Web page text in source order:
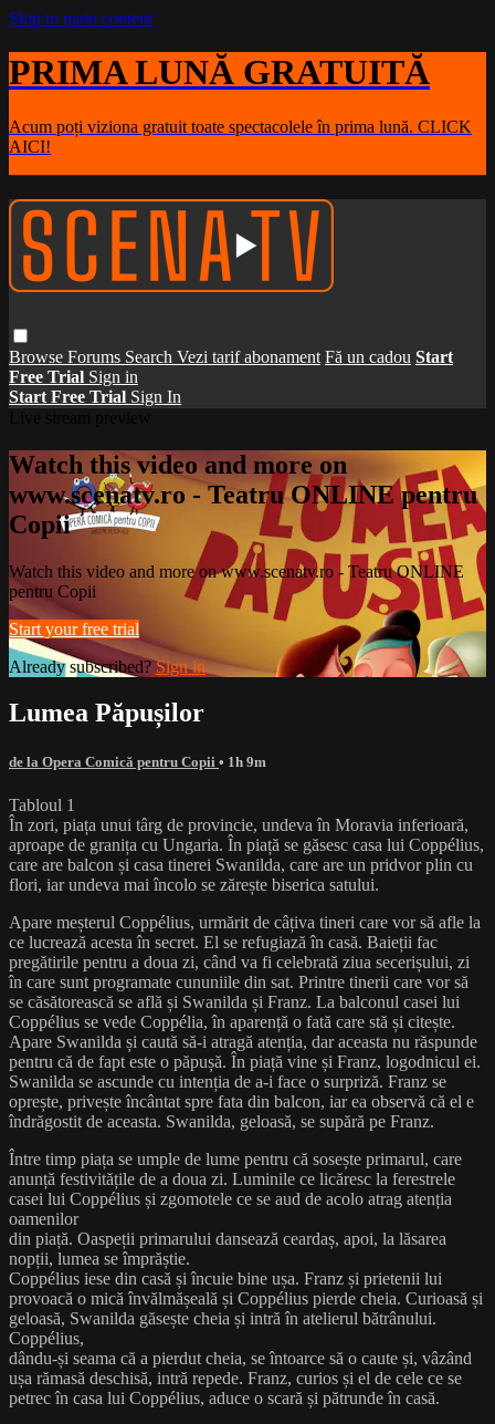
Skip to main content
PRIMA LUNĂ GRATUITĂ
Acum poți viziona gratuit toate spectacolele în prima lună. CLICK
AICI!
Browse Forums Search Vezi tarif abonament Fă un cadou Start
Free Trial Sign in
Start Free Trial Sign In
Watch this video and more on
www.scenatv.ro - Teatru ONLINE pentru
Copii
Watch this video and more on www.scenatv.ro - Teatru ONLINE
pentru Copii
Start your free trial
Already subscribed?Sign in
Lumea Păpușilor
de la Opera Comică pentru Copii • 1h 9m
Tabloul 1
În zori, piața unui târg de provincie, undeva în Moravia inferioară,
aproape de granița cu Ungaria. În piață se găsesc casa lui Coppélius,
care are balcon și casa tinerei Swanilda, care are un pridvor plin cu
flori, iar undeva mai încolo se zărește biserica satului.
Apare meșterul Coppélius, urmărit de câțiva tineri care vor să afle la
ce lucrează acesta în secret. El se refugiază în casă. Baieții fac
pregătirile pentru a doua zi, când va fi celebrată ziua secerișului, zi
în care sunt programate cununiile din sat. Printre tinerii care vor să
se căsătorească se află și Swanilda și Franz. La balconul casei lui
Coppélius se vede Coppélia, în aparență o fată care stă și citește.
Apare Swanilda și caută să-i atragă atenția, dar aceasta nu răspunde
pentru că de fapt este o păpușă. În piață vine și Franz, logodnicul ei.
Swanilda se ascunde cu intenția de a-i face o surpriză. Franz se
oprește, privește încântat spre fata din balcon, iar ea observă că el e
îndrăgostit de aceasta. Swanilda, geloasă, se supără pe Franz.
Între timp piața se umple de lume pentru că sosește primarul, care
anunță festivitățile de a doua zi. Luminile ce licăresc la ferestrele
casei lui Coppélius și zgomotele ce se aud de acolo atrag atenția
oamenilor
din piață. Oaspeții primarului dansează ceardaș, apoi, la lăsarea
nopții, lumea se împrăștie.
Coppélius iese din casă și încuie bine ușa. Franz și prietenii lui
provoacă o mică învălmășeală și Coppélius pierde cheia. Curioasă și
geloasă, Swanilda găsește cheia și intră în atelierul bătrânului.
Coppélius,
dându-și seama că a pierdut cheia, se întoarce să o caute și, vâzând
ușa rămasă deschisă, intră repede. Franz, curios și el de cele ce se
petrec în casa lui Coppélius, aduce o scară și pătrunde în casă.